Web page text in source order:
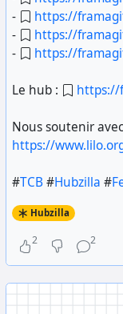
-
https://
-
https://
-
https://
Le hub : https://
Nous soutenir
https://
#TCB#Hubzilla #
Hubzilla
2 2